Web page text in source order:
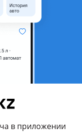
в приложении
1 поколение